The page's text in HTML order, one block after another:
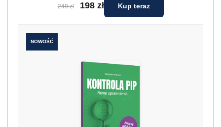
249 zł 198 zł Kup teraz
NOWOŚĆ